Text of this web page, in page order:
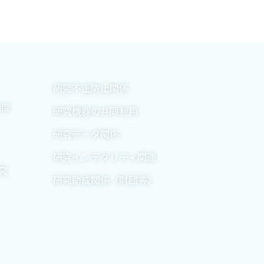
研究不正防止関係
研究機器の共同利用
研究データ関係
研究インテグリティ関連
研究助成関係（財団等）